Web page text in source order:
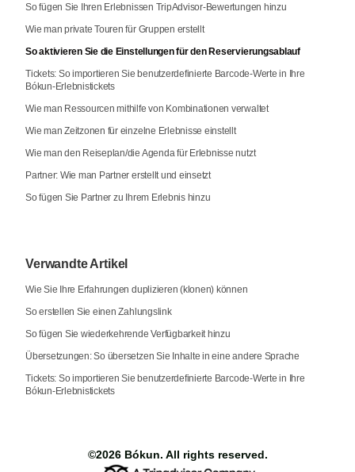
So fügen Sie Ihren Erlebnissen TripAdvisor-Bewertungen hinzu
Wie man private Touren für Gruppen erstellt
So aktivieren Sie die Einstellungen für den Reservierungsablauf
Tickets: So importieren Sie benutzerdefinierte Barcode-Werte in Ihre
Bókun-Erlebnistickets
Wie man Ressourcen mithilfe von Kombinationen verwaltet
Wie man Zeitzonen für einzelne Erlebnisse einstellt
Wie man den Reiseplan/die Agenda für Erlebnisse nutzt
Partner: Wie man Partner erstellt und einsetzt
So fügen Sie Partner zu Ihrem Erlebnis hinzu
Verwandte Artikel
Wie Sie Ihre Erfahrungen duplizieren (klonen) können
So erstellen Sie einen Zahlungslink
So fügen Sie wiederkehrende Verfügbarkeit hinzu
Übersetzungen: So übersetzen Sie Inhalte in eine andere Sprache
Tickets: So importieren Sie benutzerdefinierte Barcode-Werte in Ihre
Bókun-Erlebnistickets
©2026 Bókun. All rights reserved.